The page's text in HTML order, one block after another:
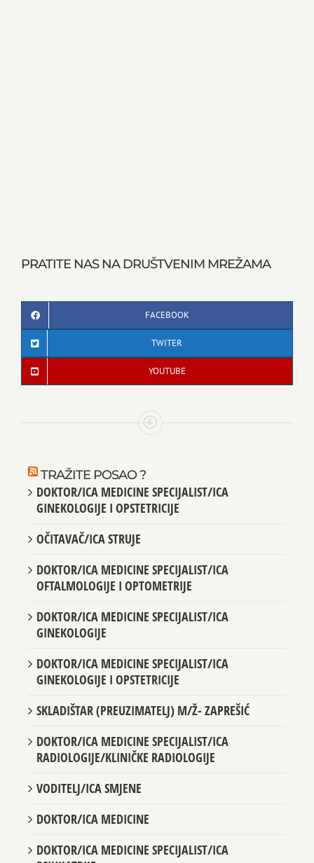
PRATITE NAS NA DRUŠTVENIM MREŽAMA
FACEBOOK
TWITER
YOUTUBE
TRAŽITE POSAO ?
DOKTOR/ICA MEDICINE SPECIJALIST/ICA
GINEKOLOGIJE I OPSTETRICIJE
OČITAVAČ/ICA STRUJE
DOKTOR/ICA MEDICINE SPECIJALIST/ICA
OFTALMOLOGIJE I OPTOMETRIJE
DOKTOR/ICA MEDICINE SPECIJALIST/ICA
GINEKOLOGIJE
DOKTOR/ICA MEDICINE SPECIJALIST/ICA
GINEKOLOGIJE I OPSTETRICIJE
SKLADIŠTAR (PREUZIMATELJ) M/Ž- ZAPREŠIĆ
DOKTOR/ICA MEDICINE SPECIJALIST/ICA
RADIOLOGIJE/KLINIČKE RADIOLOGIJE
VODITELJ/ICA SMJENE
DOKTOR/ICA MEDICINE
DOKTOR/ICA MEDICINE SPECIJALIST/ICA